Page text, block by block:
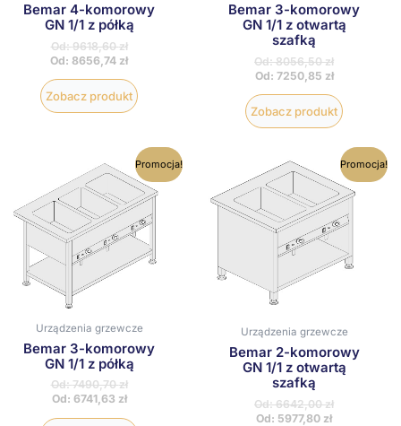
Bemar 4-komorowy
GN 1/1 z półką
Od:9618,60zł
Od: 8656,74 zł
Zobacz produkt
Bemar 3-komorowy
GN 1/1 z otwartą
szafką
Od:8056,50zł
Od: 7250,85 zł
Zobacz produkt
Promocja!
Urządzenia grzewcze
Bemar 3-komorowy
GN 1/1 z półką
Od:7490,70zł
Od: 6741,63 zł
Ten
produkt
ma
wiele
wariantów.
Opcje
można
wybrać
Promocja!
Urządzenia grzewcze
Bemar 2-komorowy
GN 1/1 z otwartą
szafką
Od:6642,00zł
Od: 5977,80 zł
Ten
produkt
ma
wiele
można
wybrać